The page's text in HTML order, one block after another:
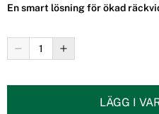
En smart lösning för ökad
LÄGG I